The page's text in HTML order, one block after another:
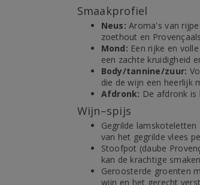
Smaakprofiel
Neus: Aroma's van
zoethout en
Mond: Een rijke en
een zachte kruidigheid
Body/tannine/zuur:
die de wijn een heerlijk
Afdronk: De afdronk is
Wijn–spijs
Gegrilde
van het gegrilde vlees
Stoofpot (daube
kan de krachtige
Geroosterde groenten
wijn en het gerecht